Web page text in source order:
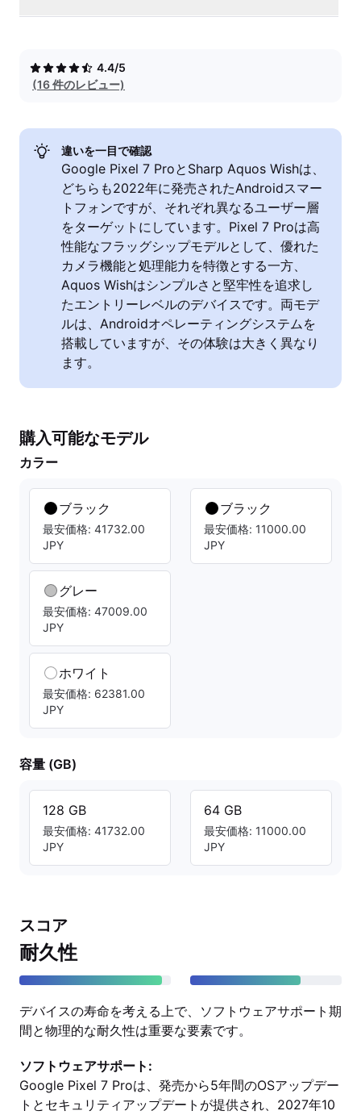
4.4/5
(16 件のレビュー)
違いを一目で確認
Google Pixel 7 ProとSharp Aquos Wishは、
どちらも2022年に発売されたAndroidスマー
トフォンですが、それぞれ異なるユーザー層
をターゲットにしています。Pixel 7 Proは高
性能なフラッグシップモデルとして、優れた
カメラ機能と処理能力を特徴とする一方、
Aquos Wishはシンプルさと堅牢性を追求し
たエントリーレベルのデバイスです。両モデ
ルは、Androidオペレーティングシステムを
搭載していますが、その体験は大きく異なり
ます。
購入可能なモデル
カラー
ブラック
最安価格: 41732.00
JPY
グレー
最安価格: 47009.00
JPY
ホワイト
最安価格: 62381.00
JPY
ブラック
最安価格: 11000.00
JPY
容量 (GB)
128 GB
最安価格: 41732.00
JPY
64 GB
最安価格: 11000.00
JPY
スコア
耐久性
デバイスの寿命を考える上で、ソフトウェアサポート期
間と物理的な耐久性は重要な要素です。
ソフトウェアサポート:
Google Pixel 7 Proは、発売から5年間のOSアップデー
トとセキュリティアップデートが提供され、2027年10